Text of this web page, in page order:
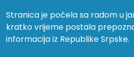
Stranica je počela sa radom u
kratko vrijeme postala
informacija iz Republike Srpske.